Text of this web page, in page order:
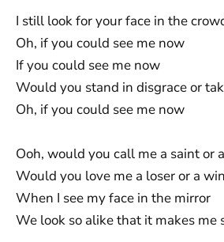
I still look for your face in the
Oh, if you could see me now
If you could see me now
Would you stand in disgrace or
Oh, if you could see me now
Ooh, would you call me a saint or
Would you love me a loser or a
When I see my face in the mirror
We look so alike that it makes me